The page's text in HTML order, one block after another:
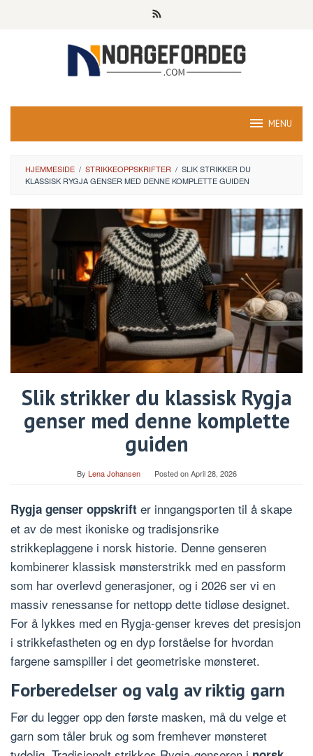
MENU
HJEMMESIDE / STRIKKEOPPSKRIFTER / SLIK STRIKKER DU
KLASSISK RYGJA GENSER MED DENNE KOMPLETTE GUIDEN
Slik strikker du klassisk Rygja
genser med denne komplette
guiden
By Lena Johansen Posted onApril 28, 2026
Rygja genser oppskrift er inngangsporten til å skape
et av de mest ikoniske og tradisjonsrike
strikkeplaggene i norsk historie. Denne genseren
kombinerer klassisk mønsterstrikk med en passform
som har overlevd generasjoner, og i 2026 ser vi en
massiv renessanse for nettopp dette tidløse designet.
For å lykkes med en Rygja-genser kreves det presisjon
i strikkefastheten og en dyp forståelse for hvordan
fargene samspiller i det geometriske mønsteret.
Forberedelser og valg av riktig garn
Før du legger opp den første masken, må du velge et
garn som tåler bruk og som fremhever mønsteret